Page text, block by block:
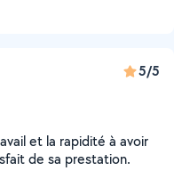
5/5
et la rapidité à avoir
de sa prestation.